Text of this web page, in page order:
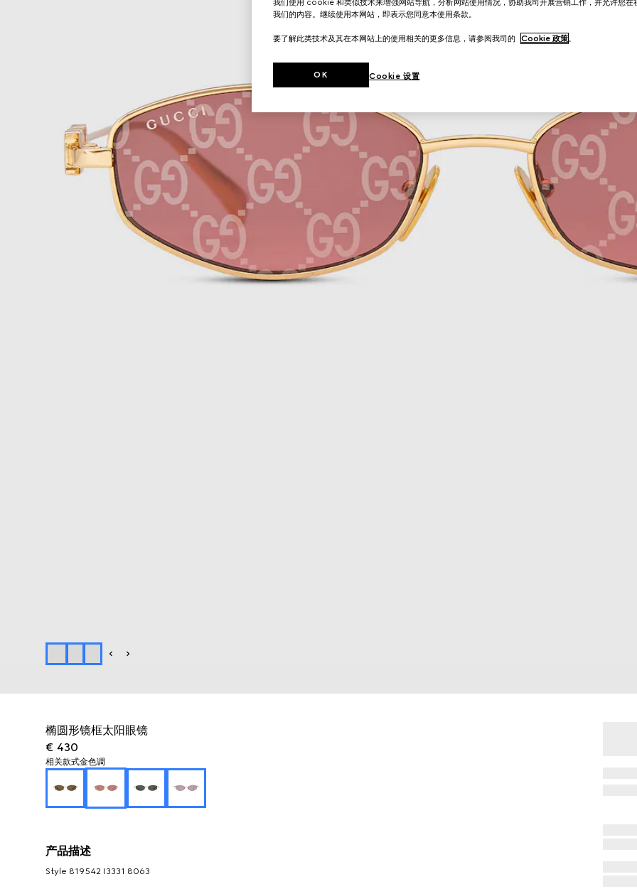
椭圆形镜框太阳眼镜
€ 430
相关款式金色调
产品描述
Style ‎819542 I3331 8063
我们使用 cookie 和类似技术来增强网站导航，分析网站使用情况，协助我司开展营销工作，并允许您在
我们的内容。继续使用本网站，即表示您同意本使用条款。
要了解此类技术及其在本网站上的使用相关的更多信息，请参阅我司的 Cookie 政策。
Cookie 设置
OK